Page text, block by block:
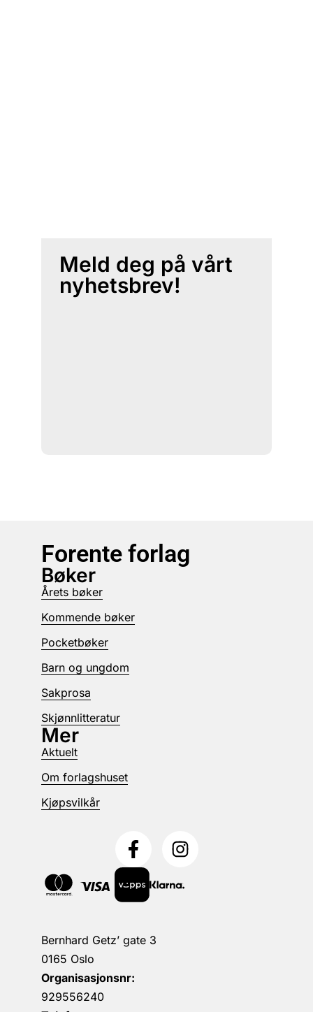
Meld deg på vårt
nyhetsbrev!
Forente forlag
Bernhard Getz’ gate 3
0165 Oslo
Organisasjonsnr:
929556240
Bøker
Årets bøker
Kommende bøker
Pocketbøker
Barn og ungdom
Sakprosa
Skjønnlitteratur
Mer
Aktuelt
Om forlagshuset
Kjøpsvilkår